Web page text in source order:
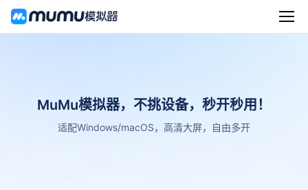
MuMu模拟器，不挑设备，秒开秒用！
适配Windows/macOS，高清大屏，自由多开